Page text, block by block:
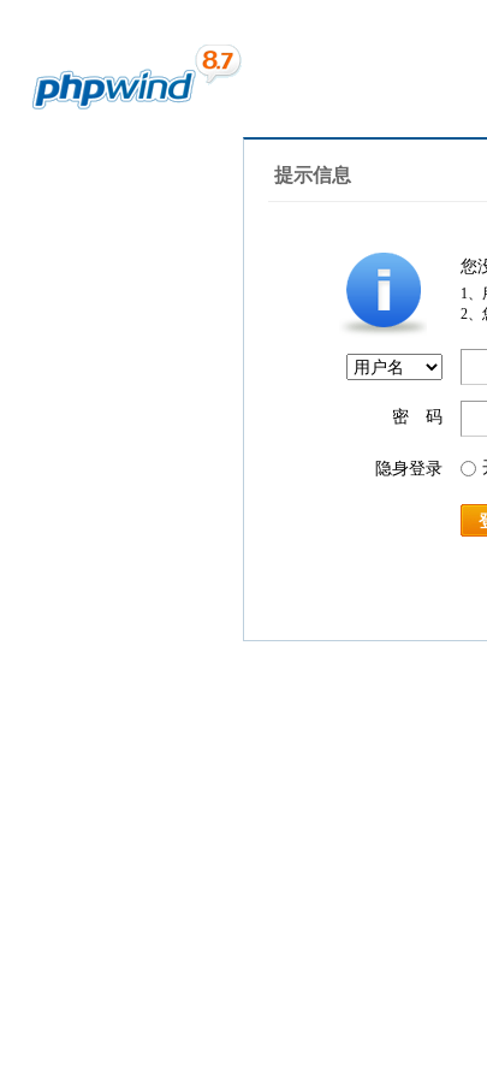
提示信息
您
1、
2、
密 码
隐身登录